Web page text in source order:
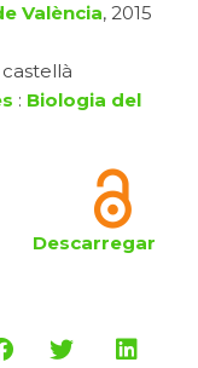
València, 2015
castellà
: Biologia del
Descarregar